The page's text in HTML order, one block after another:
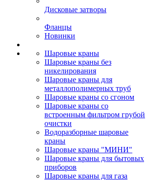
Дисковые затворы
Фланцы
Новинки
Шаровые краны
Шаровые краны без
никелирования
Шаровые краны для
металлополимерных труб
Шаровые краны со сгоном
Шаровые краны со
встроенным фильтром грубой
очистки
Водоразборные шаровые
краны
Шаровые краны "МИНИ"
Шаровые краны для бытовых
приборов
Шаровые краны для газа